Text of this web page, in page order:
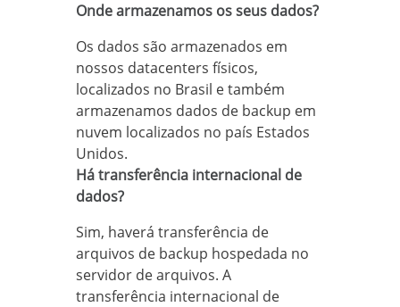
Onde armazenamos os seus dados?
Os dados são armazenados em
nossos datacenters físicos,
localizados no Brasil e também
armazenamos dados de backup em
nuvem localizados no país Estados
Unidos.
Há transferência internacional de
dados?
Sim, haverá transferência de
arquivos de backup hospedada no
servidor de arquivos. A
transferência internacional de